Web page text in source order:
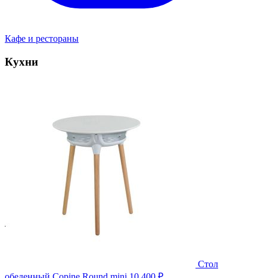
Кафе и рестораны
Кухни
Стол